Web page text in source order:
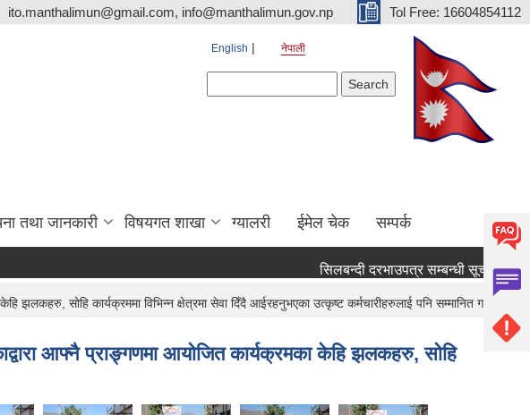
ito.manthalimun@gmail.com, info@manthalimun.gov.np Tol Free: 16604854112
English नेपाली
तथा जानकारी विषयगत शाखा ग्यालरी ईमेल चेक सम्पर्क
सिलबन्दी दरभाउपत्र सम्बन्धी सूचना ।
सोहि कार्यक्रममा विभिन्न क्षेत्रमा सेवा दिँदै आईरहनुभएका उत्कृष्ट कर्मचारीहरुलाई पनि सम्मानित गरियो ।
आफ्नै प्राङ्गणमा आयोजित कार्यक्रमका केहि झलकहरु, सोहि